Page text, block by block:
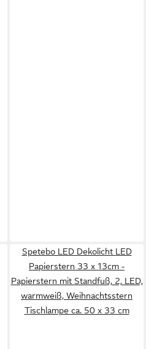
Spetebo LED Dekolicht LED
Papierstern 33 x 13cm -
Papierstern mit Standfuß, 2, LED,
warmweiß, Weihnachtsstern
Tischlampe ca. 50 x 33 cm